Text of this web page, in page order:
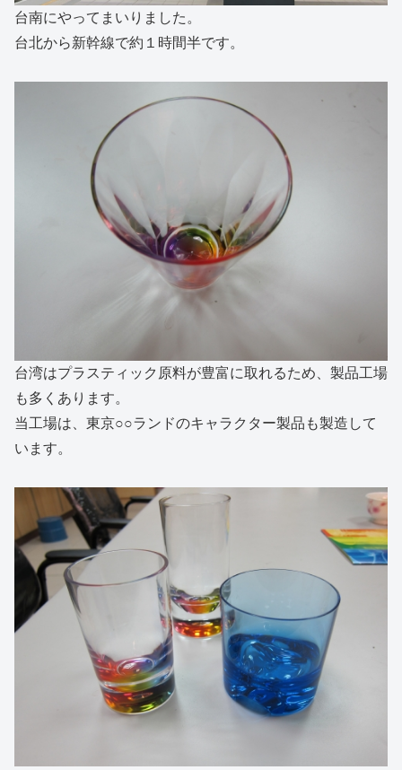
台南にやってまいりました。
台北から新幹線で約１時間半です。
台湾はプラスティック原料が豊富に取れるため、製品工場
も多くあります。
当工場は、東京○○ランドのキャラクター製品も製造して
います。